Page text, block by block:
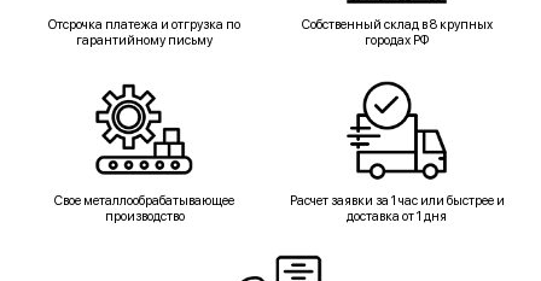
Отсрочка платежа и отгрузка по
гарантийному письму
Собственный склад в 8 крупных
городах РФ
Свое металлообрабатывающее
производство
Расчет заявки за 1 час или быстрее и
доставка от 1 дня